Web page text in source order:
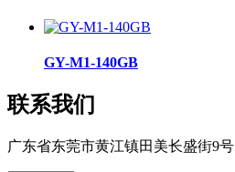
GY-M1-140GB
联系我们
广东省东莞市黄江镇田美长盛街9号